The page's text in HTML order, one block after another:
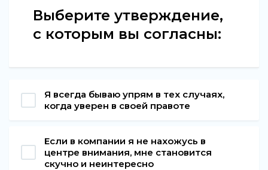
Выберите утверждение,
с которым вы согласны:
Я всегда бываю упрям в тех случаях,
когда уверен в своей правоте
Если в компании я не нахожусь в
центре внимания, мне становится
скучно и неинтересно